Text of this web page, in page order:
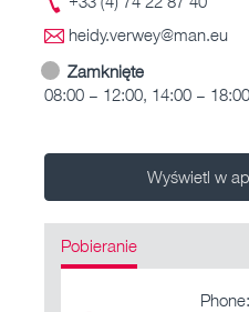
heidy.verwey@man.eu
Zamknięte
08:00 – 12:00, 14:00 – 18:00
Wyświetl w
Pobieranie
Phone: